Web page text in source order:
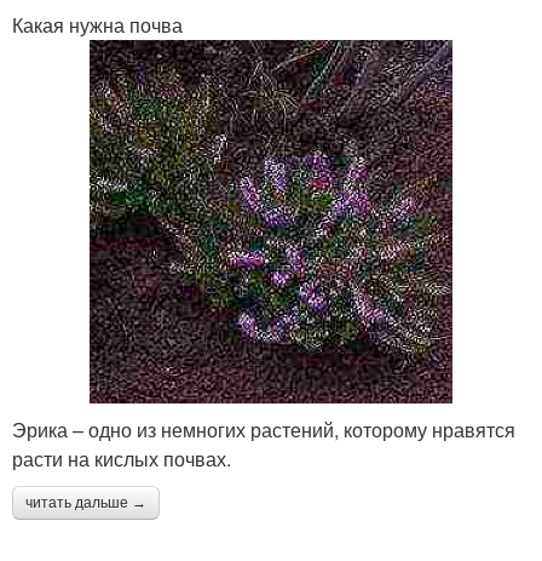
Какая нужна почва
Эрика – одно из немногих растений, которому нравятся
расти на кислых почвах.
читать дальше →